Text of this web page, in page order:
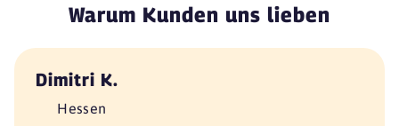
Warum Kunden uns lieben
Dimitri K.
Hessen